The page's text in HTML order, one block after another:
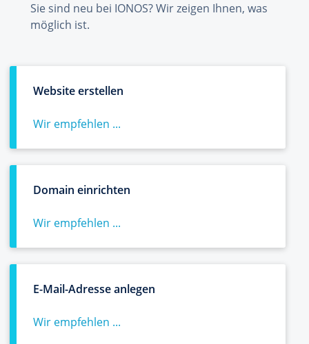
Sie sind neu bei IONOS? Wir zeigen Ihnen, was
möglich ist.
Website erstellen
Wir empfehlen ...
Domain einrichten
Wir empfehlen ...
E-Mail-Adresse anlegen
Wir empfehlen ...